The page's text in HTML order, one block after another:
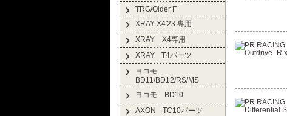
TRG/Older F
XRAY X4'23 専用
XRAY X4専用
XRAY T4パーツ
ヨコモ
BD11/BD12/RS/MS
ヨコモ BD10
AXON TC10パーツ